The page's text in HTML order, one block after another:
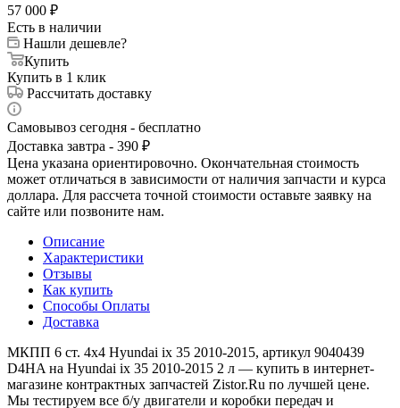
57 000 ₽
Есть в наличии
Нашли дешевле?
Купить
Купить в 1 клик
Рассчитать доставку
Самовывоз сегодня - бесплатно
Доставка завтра - 390 ₽
Цена указана ориентировочно. Окончательная стоимость
может отличаться в зависимости от наличия запчасти и курса
доллара. Для рассчета точной стоимости оставьте заявку на
сайте или позвоните нам.
Описание
Характеристики
Отзывы
Как купить
Способы Оплаты
Доставка
МКПП 6 ст. 4х4 Hyundai ix 35 2010-2015, артикул 9040439
D4HA на Hyundai ix 35 2010-2015 2 л — купить в интернет-
магазине контрактных запчастей Zistor.Ru по лучшей цене.
Мы тестируем все б/у двигатели и коробки передач и